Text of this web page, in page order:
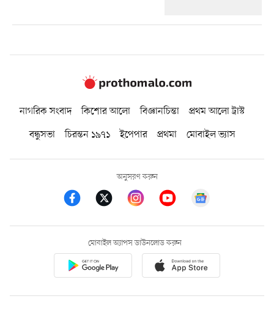
নাগরিক সংবাদ কিশোর আলো বিজ্ঞানচিন্তা
প্রথম আলো ট্রাস্ট
বন্ধুসভা
চিরন্তন ১৯৭১ ইপেপার প্রথমা মোবাইল ভ্যাস
অনুসরণ করুন
মোবাইল অ্যাপস ডাউনলোড করুন